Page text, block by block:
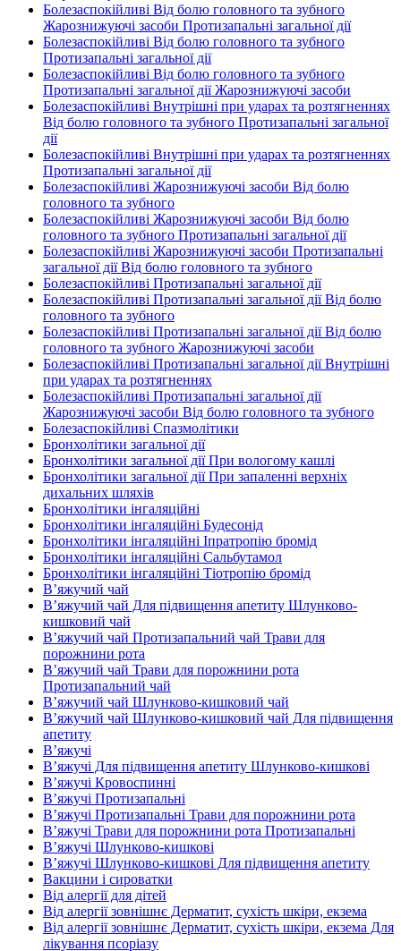
Болезаспокійливі Від болю головного та зубного
Жарознижуючі засоби Протизапальні загальної дії
Болезаспокійливі Від болю головного та зубного
Протизапальні загальної дії
Болезаспокійливі Від болю головного та зубного
Протизапальні загальної дії Жарознижуючі засоби
Болезаспокійливі Внутрішні при ударах та розтягненнях
Від болю головного та зубного Протизапальні загальної
дії
Болезаспокійливі Внутрішні при ударах та розтягненнях
Протизапальні загальної дії
Болезаспокійливі Жарознижуючі засоби Від болю
головного та зубного
Болезаспокійливі Жарознижуючі засоби Від болю
головного та зубного Протизапальні загальної дії
Болезаспокійливі Жарознижуючі засоби Протизапальні
загальної дії Від болю головного та зубного
Болезаспокійливі Протизапальні загальної дії
Болезаспокійливі Протизапальні загальної дії Від болю
головного та зубного
Болезаспокійливі Протизапальні загальної дії Від болю
головного та зубного Жарознижуючі засоби
Болезаспокійливі Протизапальні загальної дії Внутрішні
при ударах та розтягненнях
Болезаспокійливі Протизапальні загальної дії
Жарознижуючі засоби Від болю головного та зубного
Болезаспокійливі Спазмолітики
Бронхолітики загальної дії
Бронхолітики загальної дії При вологому кашлі
Бронхолітики загальної дії При запаленні верхніх
дихальних шляхів
Бронхолітики інгаляційні
Бронхолітики інгаляційні Будесонід
Бронхолітики інгаляційні Іпратропію бромід
Бронхолітики інгаляційні Сальбутамол
Бронхолітики інгаляційні Тіотропію бромід
В’яжучий чай
В’яжучий чай Для підвищення апетиту Шлунково-
кишковий чай
В’яжучий чай Протизапальний чай Трави для
порожнини рота
В’яжучий чай Трави для порожнини рота
Протизапальний чай
В’яжучий чай Шлунково-кишковий чай
В’яжучий чай Шлунково-кишковий чай Для підвищення
апетиту
В’яжучі
В’яжучі Для підвищення апетиту Шлунково-кишкові
В’яжучі Кровоспинні
В’яжучі Протизапальні
В’яжучі Протизапальні Трави для порожнини рота
В’яжучі Трави для порожнини рота Протизапальні
В’яжучі Шлунково-кишкові
В’яжучі Шлунково-кишкові Для підвищення апетиту
Вакцини і сироватки
Від алергії для дітей
Від алергії зовнішнє Дерматит, сухість шкіри, екзема
Від алергії зовнішнє Дерматит, сухість шкіри, екзема Для
лікування псоріазу